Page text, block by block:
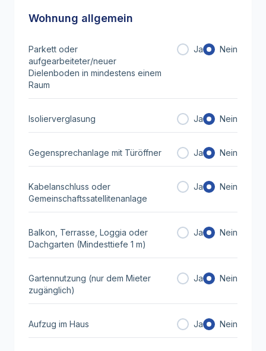
Wohnung allgemein
Parkett oder
aufgearbeiteter/neuer
Dielenboden in mindestens einem
Raum
Ja Nein
Isolierverglasung Ja Nein
Gegensprechanlage mit Türöffner Ja Nein
Kabelanschluss oder
Gemeinschaftssatellitenanlage
Ja Nein
Balkon, Terrasse, Loggia oder
Dachgarten (Mindesttiefe 1 m)
Ja Nein
Gartennutzung (nur dem Mieter
zugänglich)
Ja Nein
Aufzug im Haus Ja Nein